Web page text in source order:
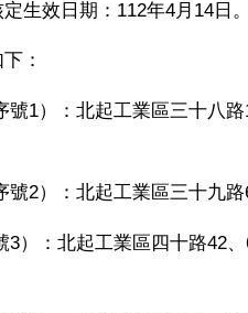
生效日期： 112年4 月 14 日。
：
號1 ）：北起工業區三十八路
號2）：北起工業區三十九路
3）：北起工業區四十路42